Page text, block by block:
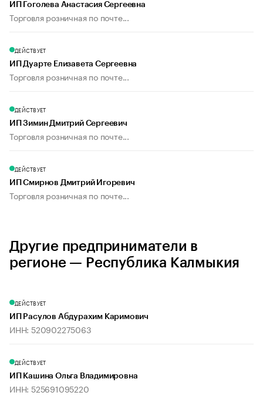
ИП Гоголева Анастасия Сергеевна
Торговля розничная по почте...
ДЕЙСТВУЕТ
ИП Дуарте Елизавета Сергеевна
Торговля розничная по почте...
ДЕЙСТВУЕТ
ИП Зимин Дмитрий Сергеевич
Торговля розничная по почте...
ДЕЙСТВУЕТ
ИП Смирнов Дмитрий Игоревич
Торговля розничная по почте...
Другие предприниматели в
регионе — Республика Калмыкия
ДЕЙСТВУЕТ
ИП Расулов Абдурахим Каримович
ИНН: 520902275063
ДЕЙСТВУЕТ
ИП Кашина Ольга Владимировна
ИНН: 525691095220